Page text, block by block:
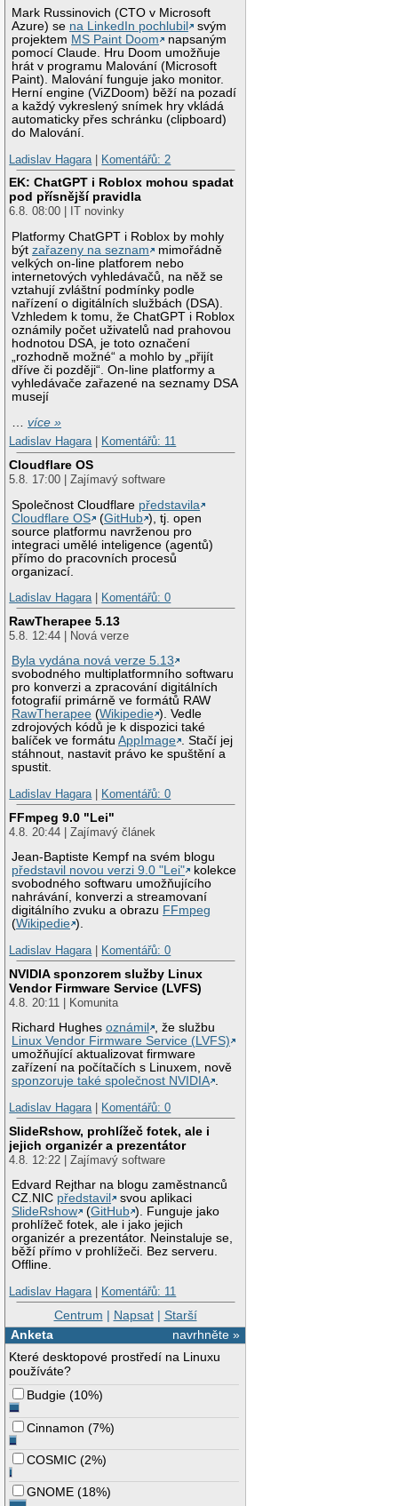
Mark Russinovich (CTO v Microsoft
Azure) se na LinkedIn pochlubil
svým
projektem MS Paint Doom
napsaným
pomocí Claude. Hru Doom umožňuje
hrát v programu Malování (Microsoft
Paint). Malování funguje jako monitor.
Herní engine (ViZDoom) běží na pozadí
a každý vykreslený snímek hry vkládá
automaticky přes schránku (clipboard)
do Malování.
Ladislav Hagara
Komentářů: 2
EK: ChatGPT i Roblox mohou spadat
pod přísnější pravidla
6.8. 08:00 | IT novinky
Platformy ChatGPT i Roblox by mohly
býtzařazeny na seznam
mimořádně
velkých on-line platforem nebo
internetových vyhledávačů, na něž se
vztahují zvláštní podmínky podle
nařízení o digitálních službách (DSA).
Vzhledem k tomu, že ChatGPT i Roblox
oznámily počet uživatelů nad prahovou
hodnotou DSA, je toto označení
„rozhodně možné“ a mohlo by „přijít
dříve či později“. On-line platformy a
vyhledávače zařazené na seznamy DSA
musejí
…více »
Ladislav Hagara| Komentářů: 11
Cloudflare OS
5.8. 17:00 | Zajímavý software
Společnost Cloudflare představila
Cloudflare OS
(GitHub ), tj. open
source platformu navrženou pro
integraci umělé inteligence (agentů)
přímo do pracovních procesů
organizací.
Ladislav Hagara| Komentářů: 0
RawTherapee 5.13
5.8. 12:44 | Nová verze
Byla vydána nová verze 5.13
svobodného multiplatformního softwaru
pro konverzi a zpracování digitálních
fotografií primárně ve formátů RAW
RawTherapee (Wikipedie ). Vedle
zdrojových kódů je k dispozici také
balíček ve formátuAppImage . Stačí jej
stáhnout, nastavit právo ke spuštění a
spustit.
Ladislav Hagara| Komentářů: 0
FFmpeg 9.0 "Lei"
4.8. 20:44 | Zajímavý článek
Jean-Baptiste Kempf na svém blogu
představil novou verzi 9.0 "Lei"
kolekce
svobodného softwaru umožňujícího
nahrávání, konverzi a streamovaní
digitálního zvuku a obrazu FFmpeg
(Wikipedie ).
Ladislav Hagara| Komentářů: 0
NVIDIA sponzorem služby Linux
Vendor Firmware Service (LVFS)
4.8. 20:11 | Komunita
Richard Hughesoznámil
, že službu
Linux Vendor Firmware Service (LVFS)
umožňující aktualizovat firmware
zařízení na počítačích s Linuxem, nově
sponzoruje také společnost NVIDIA .
Ladislav Hagara| Komentářů: 0
SlideRshow, prohlížeč fotek, ale i
jejich organizér a prezentátor
4.8. 12:22 | Zajímavý software
Edvard Rejthar na blogu zaměstnanců
CZ.NIC představil
svou aplikaci
SlideRshow
(GitHub ). Funguje jako
prohlížeč fotek, ale i jako jejich
organizér a prezentátor. Neinstaluje se,
běží přímo v prohlížeči. Bez serveru.
Offline.
Ladislav Hagara| Komentářů: 11
Centrum | Napsat| Starší
navrhněte »
Anketa
Které desktopové prostředí na Linuxu
používáte?
Budgie (10%)
Cinnamon (7%)
COSMIC (2%)
GNOME (18%)